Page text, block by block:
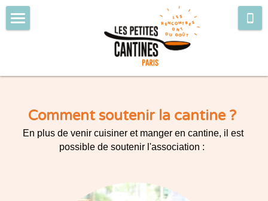
Accueil & réservations
Contact & Accueil de groupes
Le réseau des petites cantines
Comment soutenir la cantine ?
En plus de venir cuisiner et manger en cantine, il est
possible de soutenir l'association :